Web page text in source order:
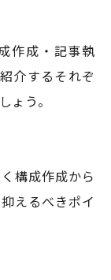
作成・記事執
介するそれぞ
ょう。
構成作成から
えるべきポイ